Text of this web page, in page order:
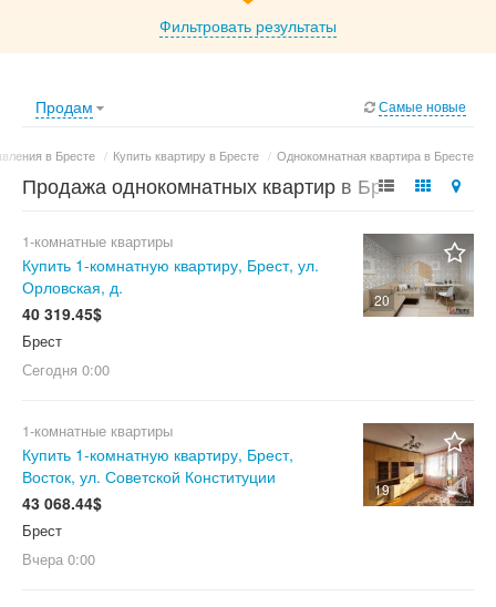
Фильтровать результаты
Продам Самые новые
в Бресте / Купить квартиру в Бресте / Однокомнатная квартира в Бресте
Продажа однокомнатных квартир в Бресте
20
1-комнатные квартиры
Купить 1-комнатную квартиру, Брест, ул.
Орловская, д.
40 319.45$
Брест
Сегодня 0:00
19
1-комнатные квартиры
Купить 1-комнатную квартиру, Брест,
Восток, ул. Советской Конституции
43 068.44$
Брест
Вчера 0:00